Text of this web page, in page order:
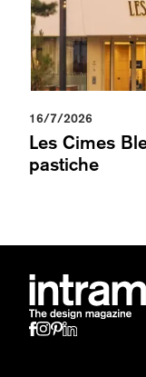
16/7/2026
Les Cimes
pastiche